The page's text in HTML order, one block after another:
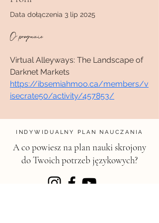
Data dołączenia 3 lip 2025
O programie
Virtual Alleyways: The Landscape of
Darknet Markets
https://ibsemiahmoo.ca/members/v
isecrate50/activity/457853/
INDYWIDUALNY PLAN NAUCZANIA
A co powiesz na plan nauki skrojony
do Twoich potrzeb językowych?